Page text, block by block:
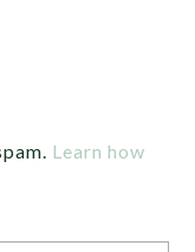
Learn how